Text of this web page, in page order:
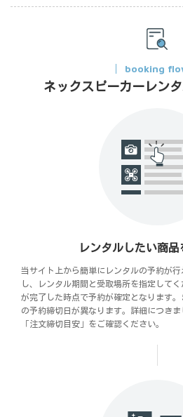
booking
ネックスピーカーレン
レンタルしたい商
当サイト上から簡単にレンタルの予約が
し、レンタル期間と受取場所を指定して
が完了した時点で予約が確定となります
の予約締切日が異なります。詳細につき
「注文締切目安」をご確認ください。